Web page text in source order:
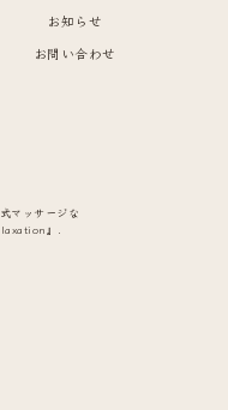
お知らせ
お問い合わせ
マッサージな
』.